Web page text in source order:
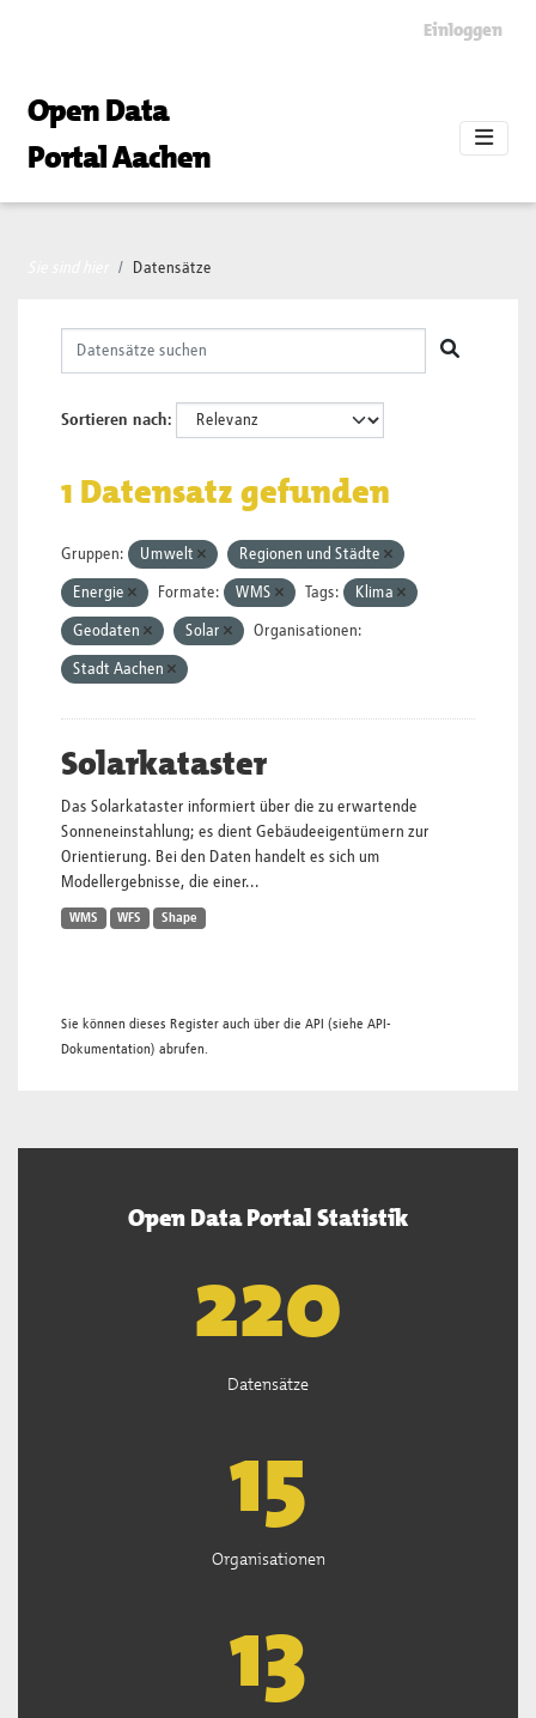
Einloggen
Open Data
Portal Aachen
Datensätze
Sortieren nach
1 Datensatz gefunden
Gruppen: Umwelt Regionen und Städte
Energie Formate: WMS Tags: Klima
Geodaten Solar Organisationen:
Stadt Aachen
Solarkataster
Das Solarkataster informiert über die zu erwartende
Sonneneinstahlung; es dient Gebäudeeigentümern zur
Orientierung. Bei den Daten handelt es sich um
Modellergebnisse, die einer...
WMS WFS Shape
Sie können dieses Register auch über die API (siehe API-
Dokumentation) abrufen.
Open Data Portal Statistik
222
Datensätze
15
Organisationen
13